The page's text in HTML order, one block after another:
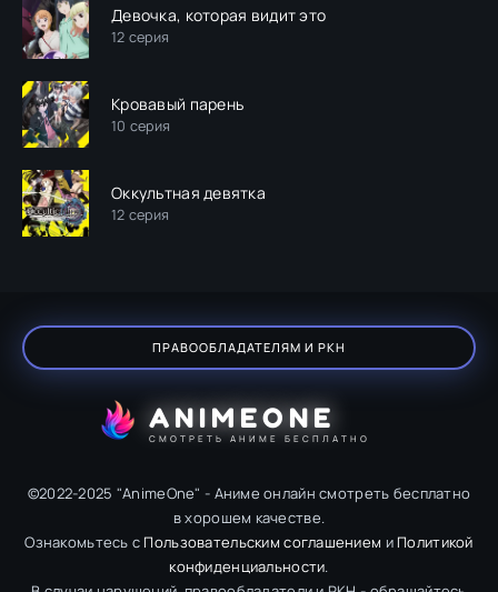
Девочка, которая видит это
12 серия
Кровавый парень
10 серия
Оккультная девятка
12 серия
ПРАВООБЛАДАТЕЛЯМ И РКН
ANIMEONE
СМОТРЕТЬ АНИМЕ БЕСПЛАТНО
©2022-2025 "AnimeOne" - Аниме онлайн смотреть бесплатно
в хорошем качестве.
Ознакомьтесь с Пользовательским соглашением и Политикой
конфиденциальности.